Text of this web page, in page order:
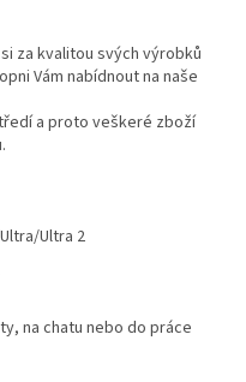
si za kvalitou svých výrobků
Vám nabídnout na naše
a proto veškeré zboží
Ultra 2
na chatu nebo do práce